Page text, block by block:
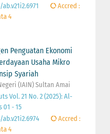
Accred :
4
Penguatan Ekonomi
Usaha Mikro
Syariah
(IAIN) Sultan Amai
Vol. 21 No. 2 (2025): Al-
01 - 15
Accred :
4